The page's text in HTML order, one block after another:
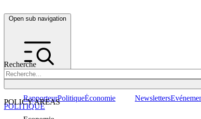
Open sub navigation
Recherche
POLICY AREAS
RapporteurPolitiqueÉconomie Newsletters
POLITIQUE